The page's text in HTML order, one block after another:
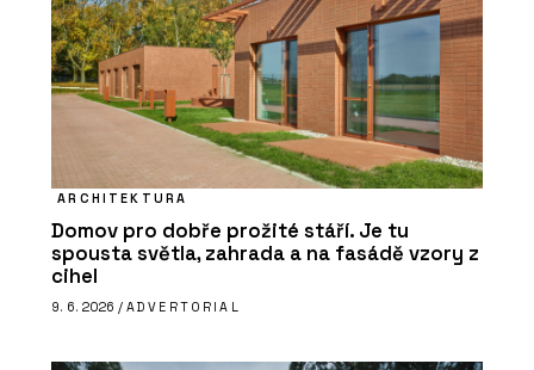
ARCHITEKTURA
Domov pro dobře prožité stáří. Je tu
spousta světla, zahrada a na fasádě vzory z
cihel
9. 6. 2026 / ADVERTORIAL